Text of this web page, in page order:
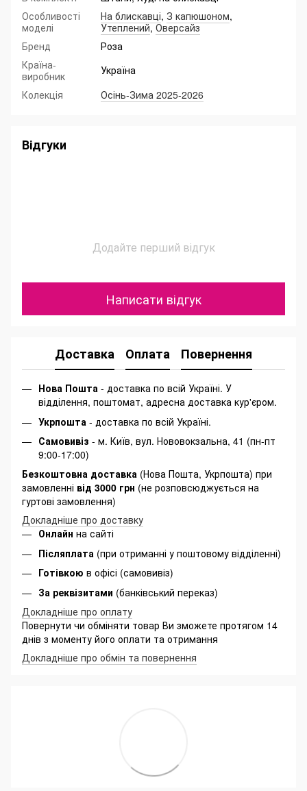
Особливості
моделі
На блискавці, З капюшоном,
Утеплений,Оверсайз
Бренд
Роза
Країна-
виробник
Україна
Колекція
Осінь-Зима 2025-2026
Відгуки
Додайте перший відгук
Написати відгук
Доставка Оплата Повернення
Нова Пошта - доставка по всій Україні. У
відділення, поштомат, адресна доставка кур'єром.
Укрпошта - доставка по всій Україні.
Самовивіз - м. Київ, вул. Нововокзальна, 41 (пн-пт
9:00-17:00)
Безкоштовна доставка (Нова Пошта, Укрпошта) при
замовленні від 3000 грн (не розповсюджується на
гуртові замовлення)
Докладніше про доставку
Онлайн на сайті
Післяплата (при отриманні у поштовому відділенні)
Готівкою в офісі (самовивіз)
За реквізитами (банківський переказ)
Докладніше про оплату
Повернути чи обміняти товар Ви зможете протягом 14
днів з моменту його оплати та отримання
Докладніше про обмін та повернення